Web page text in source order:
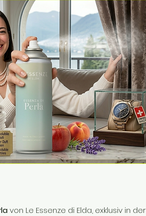
von Le Essenze di Elda, exklusiv in der